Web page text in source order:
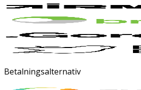
Betalningsalternativ